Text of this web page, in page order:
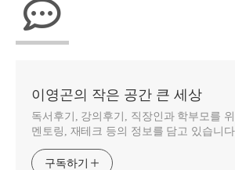
이영곤의 작은 공간 큰 세상
독서후기, 강의후기, 직장인과 학부모를
멘토링, 재테크 등의 정보를 담고 있습니다.
구독하기